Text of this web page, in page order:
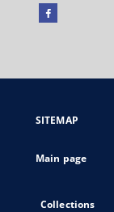
Facebook
open
new
SITEMAP
Main page
Collections